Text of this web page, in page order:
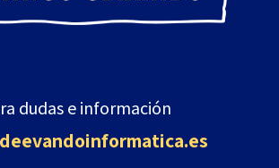
dudas e información
.es